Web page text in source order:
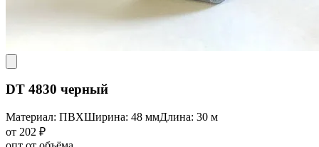
DT 4830 черный
Материал: ПВХШирина: 48 ммДлина: 30 м
от 202 ₽